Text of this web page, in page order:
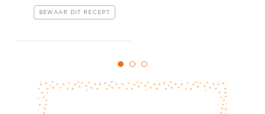
BEWAAR DIT RECEPT